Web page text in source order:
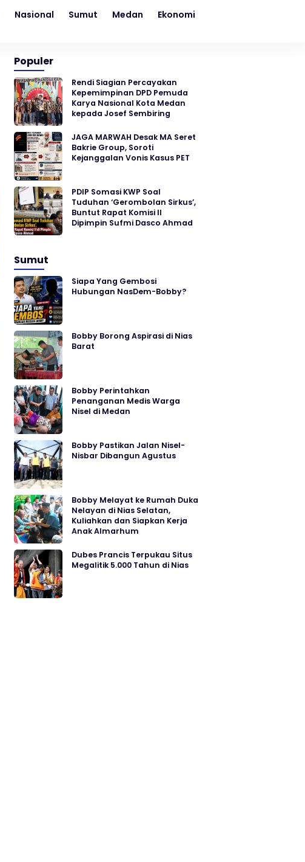
Nasional Sumut Medan Ekonomi
Populer
Rendi Siagian Percayakan
Kepemimpinan DPD Pemuda
Karya Nasional Kota Medan
kepada Josef Sembiring
JAGA MARWAH Desak MA Seret
Bakrie Group, Soroti
Kejanggalan Vonis Kasus PET
PDIP Somasi KWP Soal
Tuduhan ‘Gerombolan Sirkus’,
Buntut Rapat Komisi II
Dipimpin Sufmi Dasco Ahmad
Sumut
Siapa Yang Gembosi
Hubungan NasDem-Bobby?
Bobby Borong Aspirasi di Nias
Barat
Bobby Perintahkan
Penanganan Medis Warga
Nisel di Medan
Bobby Pastikan Jalan Nisel-
Nisbar Dibangun Agustus
Bobby Melayat ke Rumah Duka
Nelayan di Nias Selatan,
Kuliahkan dan Siapkan Kerja
Anak Almarhum
Dubes Prancis Terpukau Situs
Megalitik 5.000 Tahun di Nias